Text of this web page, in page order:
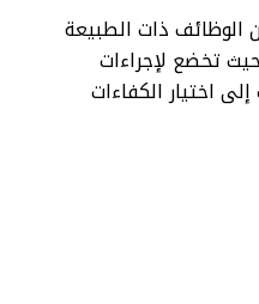
الوظائف ذات الطبيعة
تخضع لإجراءات
اختيار الكفاءات